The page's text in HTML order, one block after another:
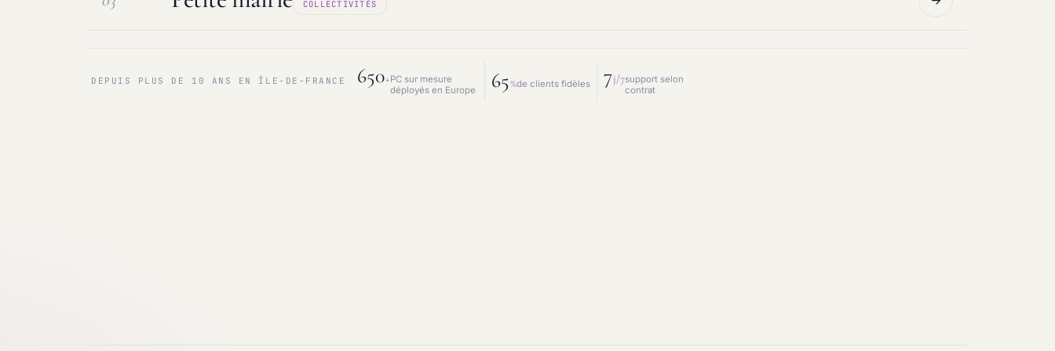
Maintenance & infogérance PC sur mesure
COLLECTIVITÉS
DEPUIS PLUS DE 10 ANS EN ÎLE-DE-FRANCE
650+PC sur mesure
déployés en Europe
65%de clients fidèles 7j/7support selon
contrat